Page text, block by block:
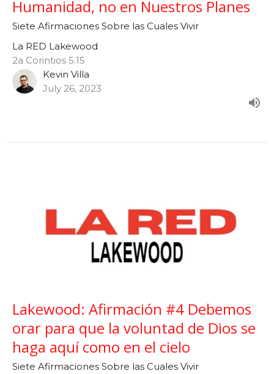
Humanidad, no en Nuestros Planes
Siete Afirmaciones Sobre las Cuales Vivir
La RED Lakewood
2a Corintios 5.15
Kevin Villa
July 26, 2023
Lakewood: Afirmación #4 Debemos
orar para que la voluntad de Dios se
haga aquí como en el cielo
Siete Afirmaciones Sobre las Cuales Vivir